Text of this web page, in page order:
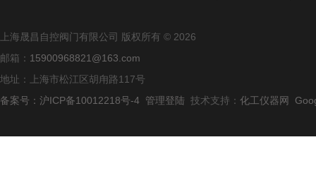
上海晟昌自控阀门有限公司 版权所有 © 2026
邮箱： 15900968821@163.com
地址：上海市松江区胡甪路117号
备案号：沪ICP备10012218号-4 管理登陆 技术支持： 化工仪器网